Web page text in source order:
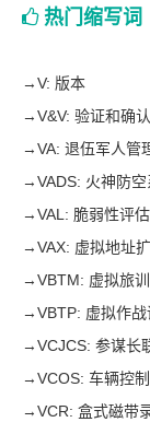
热门缩写词
→V: 版本
→V&V: 验证和确认
→VA: 退伍军人管
→VADS: 火神防
→VAL: 脆弱性评
→VAX: 虚拟地址
→VBTM: 虚拟旅
→VBTP: 虚拟作战
→VCJCS: 参谋长
→VCOS: 车辆控
→VCR: 盒式磁带